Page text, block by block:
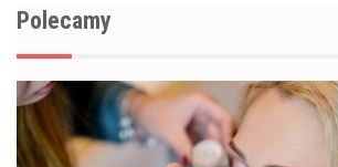
Polecamy